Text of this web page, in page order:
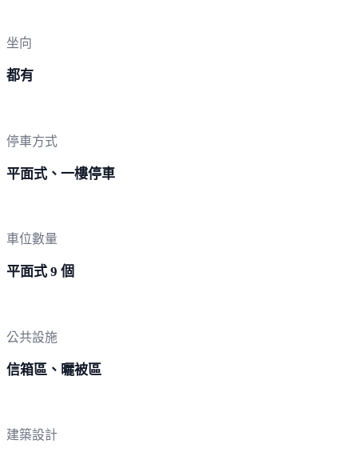
坐向
都有
停車方式
平面式、一樓停車
車位數量
平面式 9 個
公共設施
信箱區、曬被區
建築設計